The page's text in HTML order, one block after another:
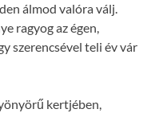
álmod valóra válj.
ragyog az égen,
szerencsével teli év vár
kertjében,